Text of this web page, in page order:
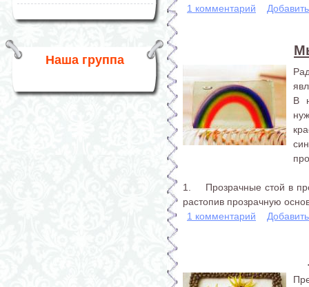
Наша группа
1 комментарий
В
1. Прозрачные стой в
растопив прозрачную
1 комментарий